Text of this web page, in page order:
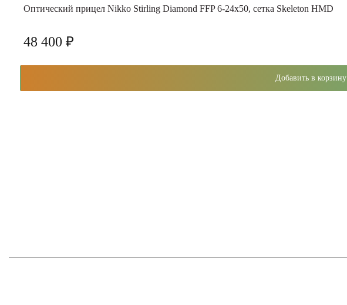
Оптический прицел Nikko Stirling Diamond FFP 6-24х50, сетка Skeleton HMD
48 400 ₽
Добавить в корзину